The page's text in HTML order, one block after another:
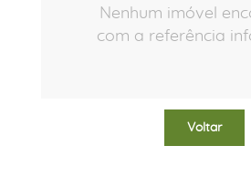
Nenhum imóvel
com a referência
Voltar